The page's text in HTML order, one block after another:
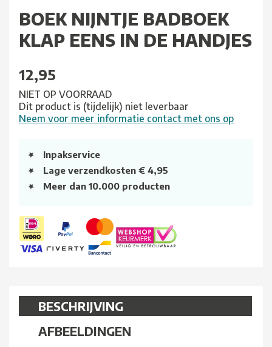
BOEK NIJNTJE BADBOEK
KLAP EENS IN DE HANDJES
12,95
NIET OP VOORRAAD
Dit product is (tijdelijk) niet leverbaar
Neem voor meer informatie contact met ons op
Inpakservice
Lage verzendkosten € 4,95
Meer dan 10.000 producten
BESCHRIJVING
AFBEELDINGEN